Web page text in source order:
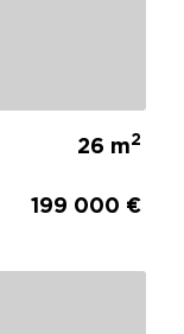
26 m2
199 000 €